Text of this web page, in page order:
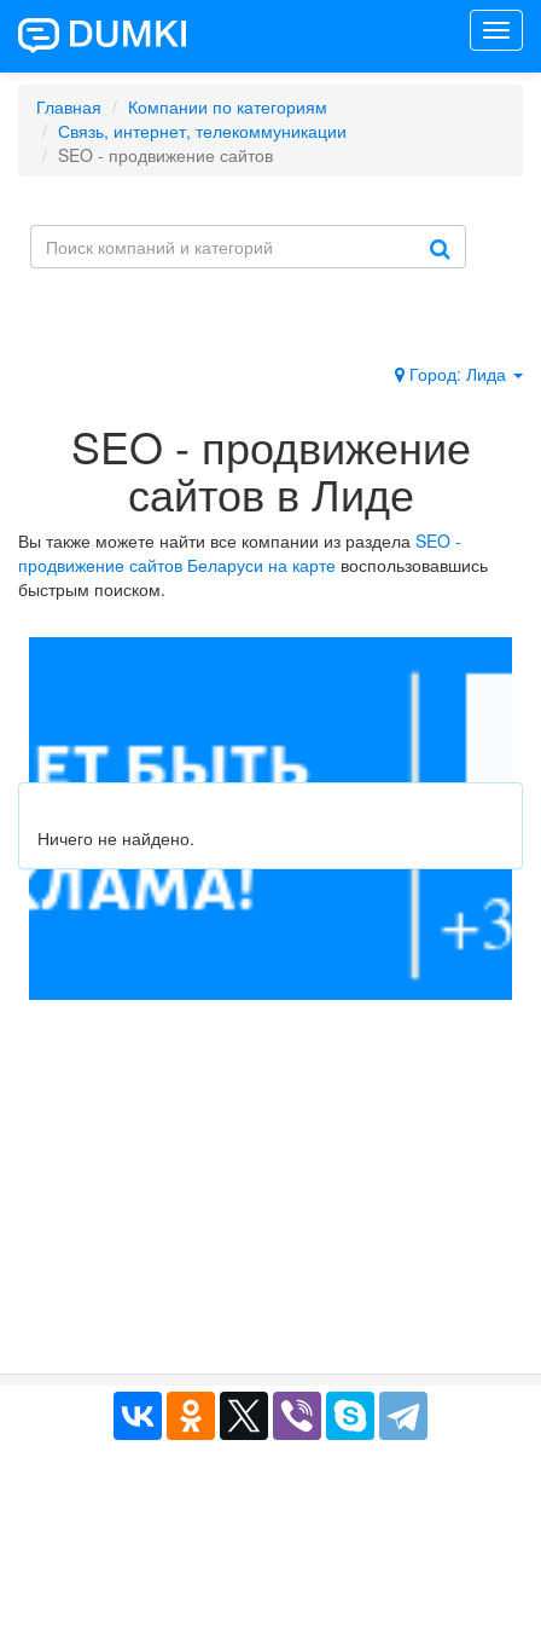
Главная
Компании по категориям
Связь, интернет, телекоммуникации
SEO - продвижение сайтов
Город: Лида
SEO - продвижение
сайтов в Лиде
Вы также можете найти все компании из раздела SEO -
продвижение сайтов Беларуси на карте воспользовавшись
быстрым поиском.
Ничего не найдено.
Публичный договор